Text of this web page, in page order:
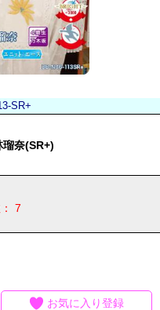
SR+
奈(SR+)
在庫数： 7
お気に入り登録